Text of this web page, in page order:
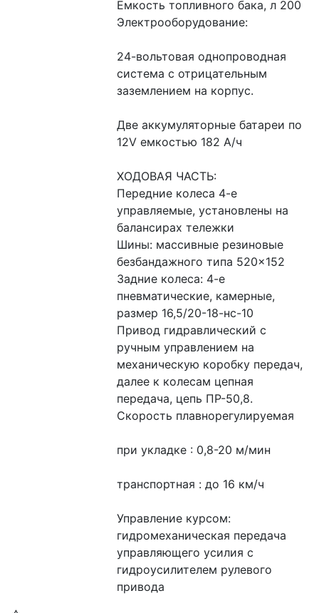
Емкость топливного бака, л 200
Электрооборудование:
24-вольтовая однопроводная
система с отрицательным
заземлением на корпус.
Две аккумуляторные батареи по
12V емкостью 182 А/ч
ХОДОВАЯ ЧАСТЬ:
Передние колеса 4-е
управляемые, установлены на
балансирах тележки
Шины: массивные резиновые
безбандажного типа 520×152
Задние колеса: 4-е
пневматические, камерные,
размер 16,5/20-18-нс-10
Привод гидравлический с
ручным управлением на
механическую коробку передач,
далее к колесам цепная
передача, цепь ПР-50,8.
Скорость плавнорегулируемая
при укладке : 0,8-20 м/мин
транспортная : до 16 км/ч
Управление курсом:
гидромеханическая передача
управляющего усилия с
гидроусилителем рулевого
привода